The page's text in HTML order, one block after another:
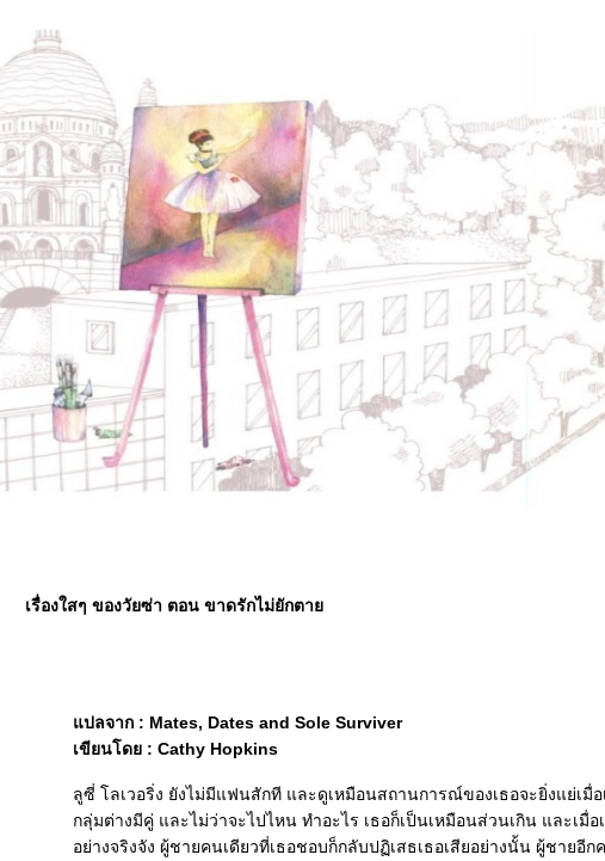
เรื่องใสๆ ของวัยซ่า ตอน ขาดรักไม่ยักตา
ปลจาก : Mates, Dates and Sole Surviver
เขียนโดย : Cathy Hopkins
ลูซี่ โลเวอริ่ง ยังไม่มีแฟนสักที และดูเหมือนสถานการณ์ของเธอจะยิ่งแย่เมื่
กลุ่มต่างมีคู่ และไม่ว่าจะไปไหน ทำอะไร เธอก็เป็นเหมือนส่วนเกิน และเมื่อ
อย่างจริงจัง ผู้ชายคนเดียวที่เธอชอบก็กลับปฏิเสธเธอเสียอย่างนั้น ผู้ชายอี